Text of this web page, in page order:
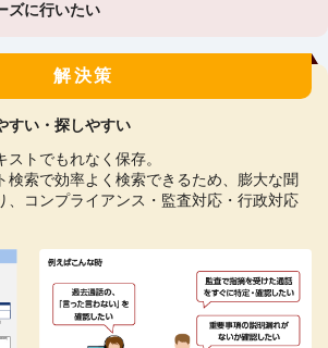
ズに⾏いたい
解決策
すい・探しやすい
トでもれなく保存。
検索で効率よく検索できるため、膨大な聞
、コンプライアンス・監査対応・行政対応